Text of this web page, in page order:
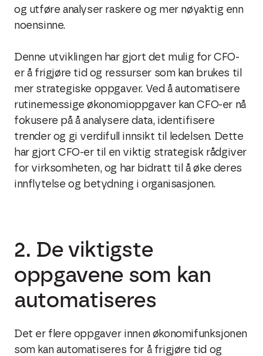
og utføre analyser raskere og mer nøyaktig enn
noensinne.
Denne utviklingen har gjort det mulig for CFO-
er å frigjøre tid og ressurser som kan brukes til
mer strategiske oppgaver. Ved å automatisere
rutinemessige økonomioppgaver kan CFO-er nå
fokusere på å analysere data, identifisere
trender og gi verdifull innsikt til ledelsen. Dette
har gjort CFO-er til en viktig strategisk rådgiver
for virksomheten, og har bidratt til å øke deres
innflytelse og betydning i organisasjonen.
2. De viktigste
oppgavene som kan
automatiseres
Det er flere oppgaver innen økonomifunksjonen
som kan automatiseres for å frigjøre tid og